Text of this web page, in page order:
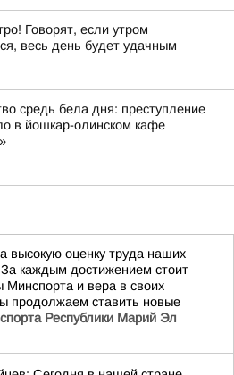
Говорят, если утром
весь день будет удачным
средь бела дня: преступление
в йошкар-олинском кафе
высокую оценку труда наших
каждым достижением стоит
Минспорта и вера в своих
продолжаем ставить новые
Республики Марий Эл